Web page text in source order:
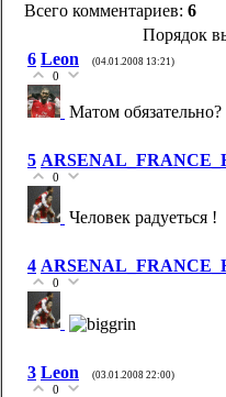
Всего комментариев: 6
Порядок
6 Leon (04.01.2008 13:21)
0
Матом обязательно?
5
0
Человек радуеться !
4
0
3 Leon (03.01.2008 22:00)
0